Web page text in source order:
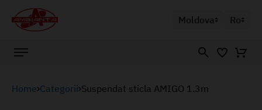
Moldova Ro
Home Categorii Suspendat sticla AMIGO 1.3m